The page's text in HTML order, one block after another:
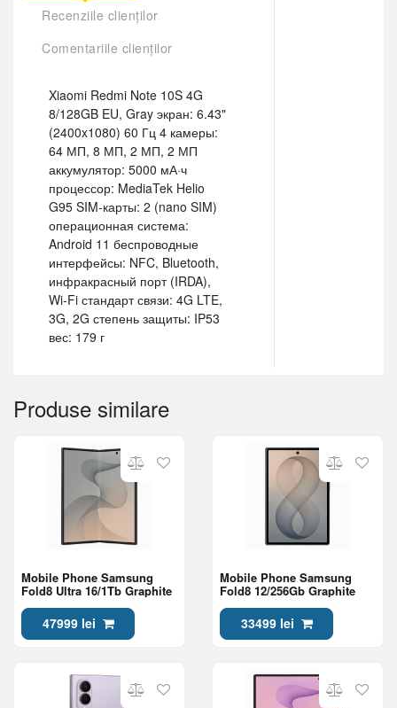
Recenziile clienților
Comentariile clienților
Xiaomi Redmi Note 10S 4G
8/128GB EU, Gray экран: 6.43"
(2400x1080) 60 Гц 4 камеры:
64 МП, 8 МП, 2 МП, 2 МП
аккумулятор: 5000 мА·ч
процессор: MediaTek Helio
G95 SIM-карты: 2 (nano SIM)
операционная система:
Android 11 беспроводные
интерфейсы: NFC, Bluetooth,
инфракрасный порт (IRDA),
Wi-Fi стандарт связи: 4G LTE,
3G, 2G степень защиты: IP53
вес: 179 г
Produse similare
Mobile Phone Samsung
Fold8 Ultra 16/1Tb Graphite
47999 lei
Mobile Phone Samsung
Fold8 12/256Gb Graphite
33499 lei